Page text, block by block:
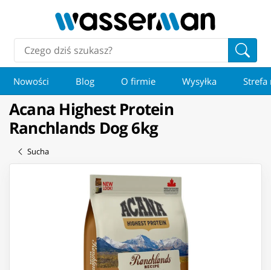
Nowości Blog O firmie Wysyłka Strefa
Acana Highest Protein
Ranchlands Dog 6kg
Sucha